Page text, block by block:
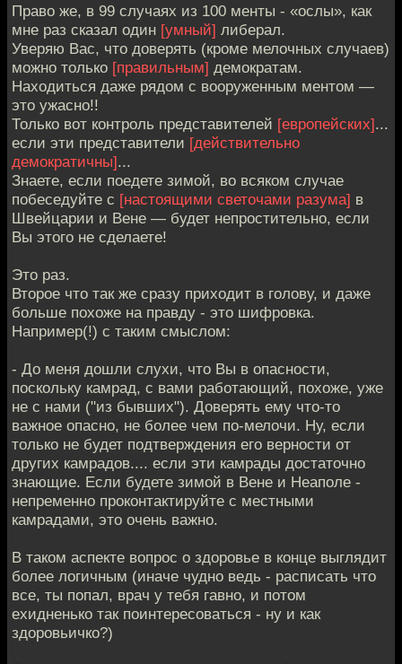
Право же, в 99 случаях из 100 менты - «ослы», как
мне раз сказал один [умный] либерал.
Уверяю Вас, что доверять (кроме мелочных случаев)
можно только [правильным] демократам.
Находиться даже рядом с вооруженным ментом —
это ужасно!!
Только вот контроль представителей [европейских]...
если эти представители [действительно
демократичны]...
Знаете, если поедете зимой, во всяком случае
побеседуйте с [настоящими светочами разума] в
Швейцарии и Вене — будет непростительно, если
Вы этого не сделаете!
Это раз.
Второе что так же сразу приходит в голову, и даже
больше похоже на правду - это шифровка.
Например(!) с таким смыслом:
- До меня дошли слухи, что Вы в опасности,
поскольку камрад, с вами работающий, похоже, уже
не с нами ("из бывших"). Доверять ему что-то
важное опасно, не более чем по-мелочи. Ну, если
только не будет подтверждения его верности от
других камрадов.... если эти камрады достаточно
знающие. Если будете зимой в Вене и Неаполе -
непременно проконтактируйте с местными
камрадами, это очень важно.
В таком аспекте вопрос о здоровье в конце выглядит
более логичным (иначе чудно ведь - расписать что
все, ты попал, врач у тебя гавно, и потом
ехидненько так поинтересоваться - ну и как
здоровьичко?)